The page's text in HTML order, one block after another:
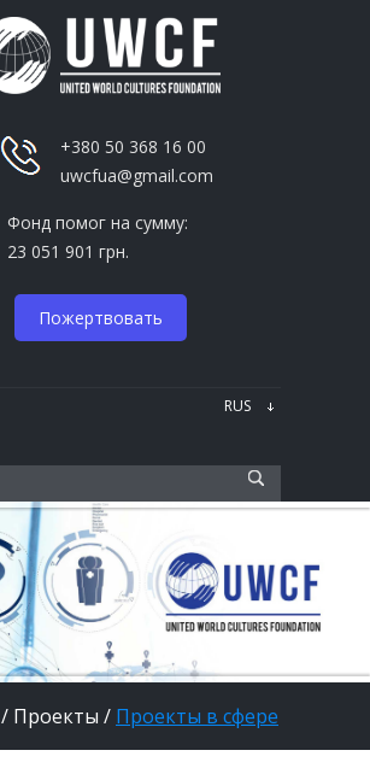
+380 50 368 16 00
uwcfua@gmail.com
Фонд помог на сумму:
23 051 901 грн.
Пожертвовать
/ Проекты / Проекты в сфере